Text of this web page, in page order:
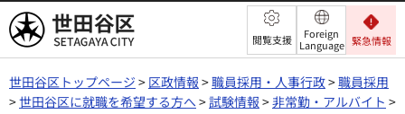
世田谷区 閲覧支援
Foreign
Language 緊急情報
世田谷区トップページ > 区政情報 >職員採用・人事行政>職員採用
>世田谷区に就職を希望する方へ >試験情報 >非常勤・アルバイト >